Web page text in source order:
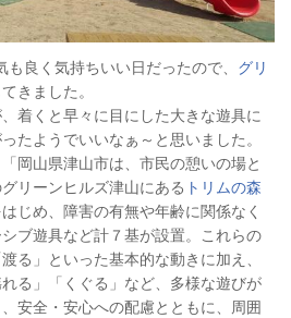
良く気持ちいい日だったので、 グリ
きました。
着くと早々に目にした大きな遊具に
たようでいいなぁ～と思いました。
岡山県津山市は、市民の憩いの場と
リーンヒルズ津山にある トリムの森
じめ、障害の有無や年齢に関係なく
ブ遊具など計７基が設置。これらの
る」といった基本的な動きに加え、
る」「くぐる」など、多様な遊びが
安全・安心への配慮とともに、周囲